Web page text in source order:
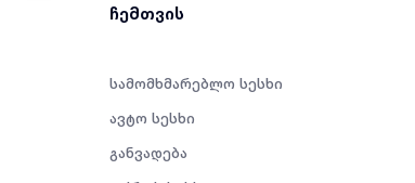
ჩემთვის
სამომხმარებლო სესხი
ავტო სესხი
განვადება